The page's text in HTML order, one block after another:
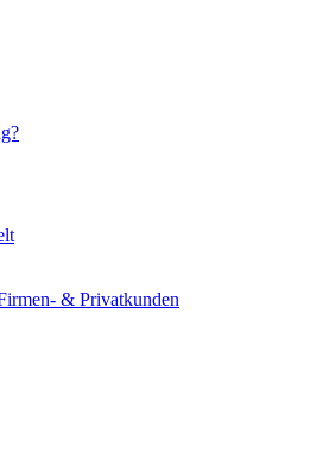
& Privatkunden